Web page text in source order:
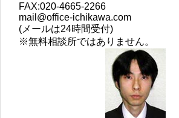
FAX:020-4665-2266
mail@office-ichikawa.com
(メールは24時間受付)
※無料相談所ではありません。